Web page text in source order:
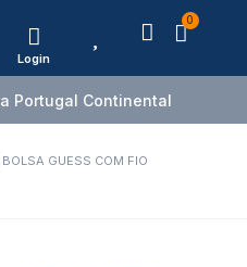
Login
0
Portugal Continental
GUESS COM FIO